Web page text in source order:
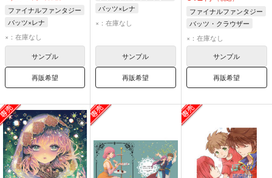
ファイナルファンタジー
バッツ×レナ
バッツ・クラウザー
レナ・シャルロット・タイクーン
×：在庫なし
サンプル
再販希望
バッツ×レナ
バッツ・クラウザー
ファリス・シェルヴィッツ
×：在庫なし
サンプル
再販希望
ファイナルファンタジー
バッツ・クラウザー
ファリス・シェルヴィッツ
×：在庫なし
サンプル
再販希望